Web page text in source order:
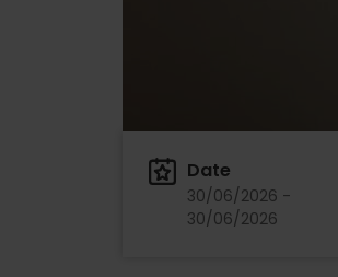
Date
30/06/2026 -
30/06/2026